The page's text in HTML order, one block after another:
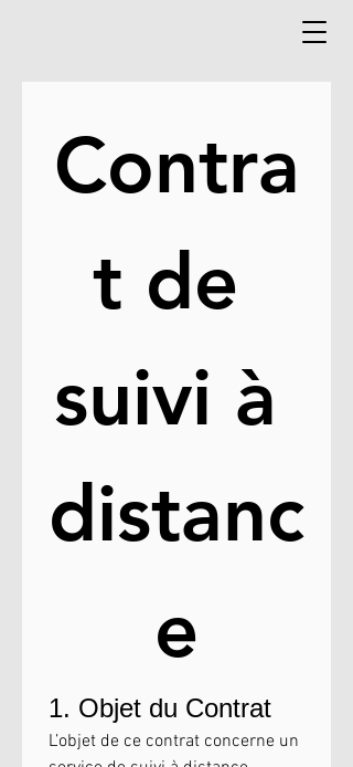
Contra
t de
suivi à
distanc
e
1. Objet du Contrat
L’objet de ce contrat concerne un